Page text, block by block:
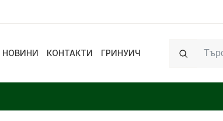
НОВИНИ КОНТАКТИ ГРИНУИЧ
Search